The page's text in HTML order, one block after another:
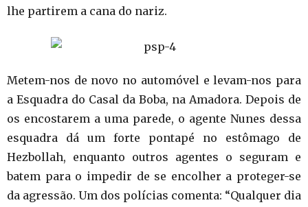
lhe partirem a cana do nariz.
Metem-nos de novo no automóvel e levam-nos para
a Esquadra do Casal da Boba, na Amadora. Depois de
os encostarem a uma parede, o agente Nunes dessa
esquadra dá um forte pontapé no estômago de
Hezbollah, enquanto outros agentes o seguram e
batem para o impedir de se encolher a proteger-se
da agressão. Um dos polícias comenta: “Qualquer dia